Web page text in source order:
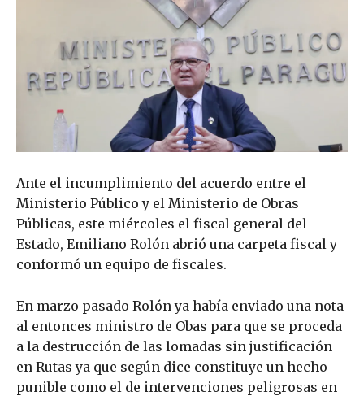
Ante el incumplimiento del acuerdo entre el
Ministerio Público y el Ministerio de Obras
Públicas, este miércoles el fiscal general del
Estado, Emiliano Rolón abrió una carpeta fiscal y
conformó un equipo de fiscales.
En marzo pasado Rolón ya había enviado una nota
al entonces ministro de Obas para que se proceda
a la destrucción de las lomadas sin justificación
en Rutas ya que según dice constituye un hecho
punible como el de intervenciones peligrosas en